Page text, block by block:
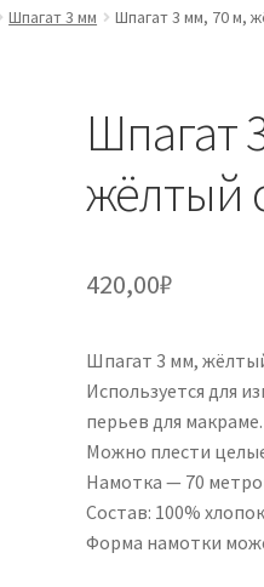
Шпагат 3 мм Шпагат 3 мм, 70 м,
Шпагат
жёлтый
420,00₽
Шпагат 3 мм,
Используется для
перьев для макраме.
Можно плести
Намотка — 70
Состав: 100%
Форма намотки